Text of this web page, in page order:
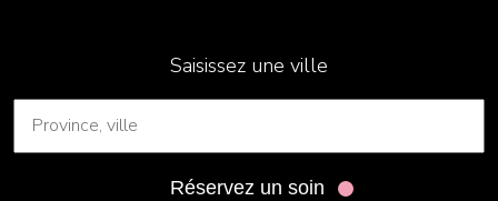
Saisissez une ville
Réservez un soin